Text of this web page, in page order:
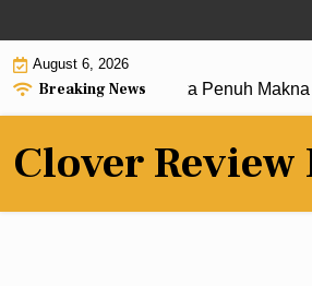
to
contentAugust 6, 2026
Breaking News
dengan Alur Cerita Penuh Makna |
Clover